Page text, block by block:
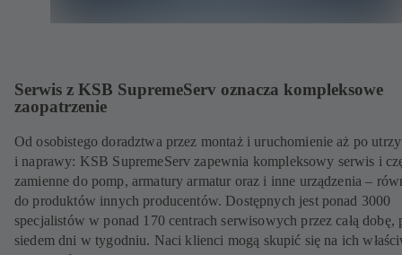
Serwis z KSB SupremeServ oznacza kompleksowe
zaopatrzenie
Od osobistego doradztwa przez montaż i uruchomienie aż po
i naprawy: KSB SupremeServ zapewnia kompleksowy serwis i
zamienne do pomp, armatury armatur oraz i inne urządzenia –
do produktów innych producentów. Dostępnych jest ponad 3000
specjalistów w ponad 170 centrach serwisowych przez całą dobę,
siedem dni w tygodniu. Naci klienci mogą skupić się na ich